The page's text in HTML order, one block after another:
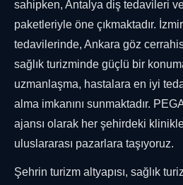
sahipken, Antalya diş tedavileri
paketleriyle öne çıkmaktadır.
tedavilerinde, Ankara göz
sağlık turizminde güçlü bir
uzmanlaşma, hastalara en iyi
alma imkanını sunmaktadır.
ajansı olarak her şehirdeki
uluslararası pazarlara taşıyoruz.
Şehrin turizm altyapısı, sağlık